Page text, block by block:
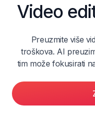
Video
Preuzmite više
troškova. AI
tim može fokusirati